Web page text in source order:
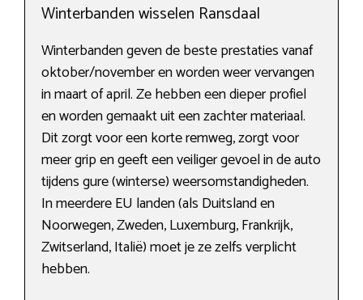
Winterbanden wisselen Ransdaal
Winterbanden geven de beste prestaties vanaf
oktober/november en worden weer vervangen
in maart of april. Ze hebben een dieper profiel
en worden gemaakt uit een zachter materiaal.
Dit zorgt voor een korte remweg, zorgt voor
meer grip en geeft een veiliger gevoel in de auto
tijdens gure (winterse) weersomstandigheden.
In meerdere EU landen (als Duitsland en
Noorwegen, Zweden, Luxemburg, Frankrijk,
Zwitserland, Italië) moet je ze zelfs verplicht
hebben.